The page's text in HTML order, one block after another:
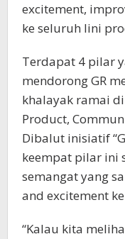
excitement,
ke seluruh lini
Terdapat 4 pilar
mendorong GR
khalayak ramai
Product,
Dibalut inisiatif
keempat pilar ini
semangat yang
and excitement
“Kalau kita